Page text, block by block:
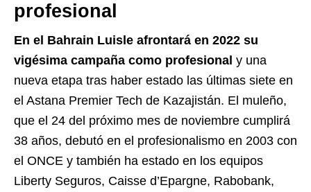
profesional
En el Bahrain Luisle afrontará en 2022 su
vigésima campaña como profesional y una
nueva etapa tras haber estado las últimas siete en
el Astana Premier Tech de Kazajistán. El muleño,
que el 24 del próximo mes de noviembre cumplirá
38 años, debutó en el profesionalismo en 2003 con
el ONCE y también ha estado en los equipos
Liberty Seguros, Caisse d’Epargne, Rabobank,